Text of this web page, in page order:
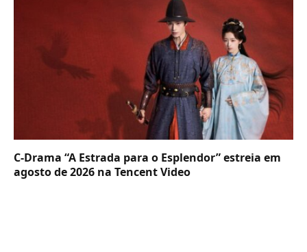
C-Drama “A Estrada para o Esplendor” estreia em
agosto de 2026 na Tencent Video